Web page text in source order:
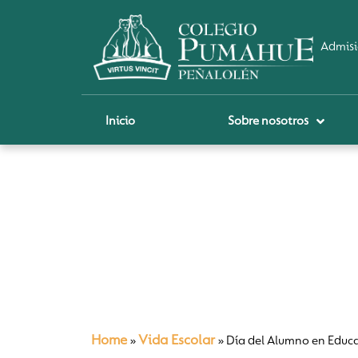
Inicio Sobre nosotros
Home » Vida Escolar» Día del Alumno en